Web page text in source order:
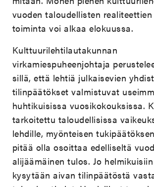
vuoden taloudellisten
toiminta voi alkaa elokuussa.
Kulttuurilehtilautakunnan
virkamiespuheenjohtaja
sillä, että lehtiä julkaisevien
tilinpäätökset valmistuvat
huhtikuisissa vuosikokouksissa.
tarkoitettu taloudellisissa
lehdille, myönteisen
pitää olla osoittaa edelliseltä
alijäämäinen tulos. Jo
kysytään aivan tilinpäätöstä